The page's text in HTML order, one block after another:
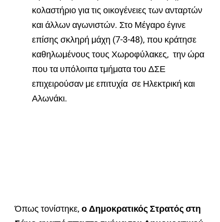
κολαστήριο για τις οικογένειες των ανταρτών
και άλλων αγωνιστών. Στο Μέγαρο έγινε
επίσης σκληρή μάχη (7-3-48), που κράτησε
καθηλωμένους τους Χωροφύλακες, την ώρα
που τα υπόλοιπα τμήματα του ΔΣΕ
επιχειρούσαν με επιτυχία σε Ηλεκτρική και
Αλωνάκι.
Όπως τονίστηκε, ο Δημοκρατικός Στρατός στη